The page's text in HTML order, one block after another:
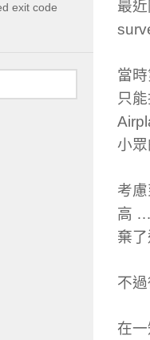
最
當
只
小
考
高 …
棄
不
在
exit code